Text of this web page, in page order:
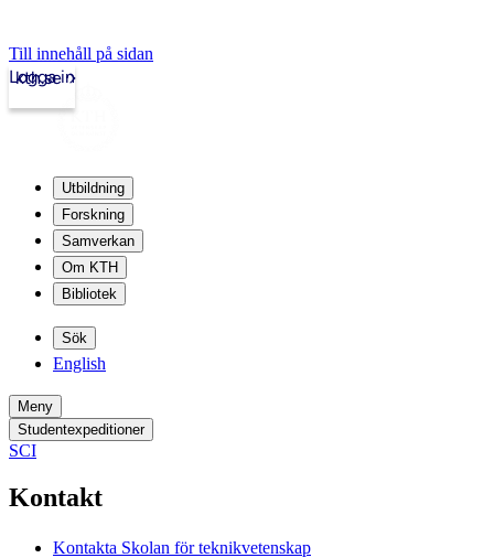
Till innehåll på sidan
kth.se
Logga in
Utbildning
Forskning
Samverkan
Om KTH
Bibliotek
Sök
English
Meny
Studentexpeditioner
SCI
Kontakt
Kontakta Skolan för teknikvetenskap